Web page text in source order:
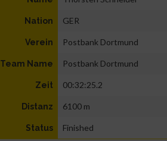
Nation GER
Verein Postbank Dortmund
Team Name Postbank Dortmund
Zeit 00:32:25.2
Distanz 6100 m
Status Finished